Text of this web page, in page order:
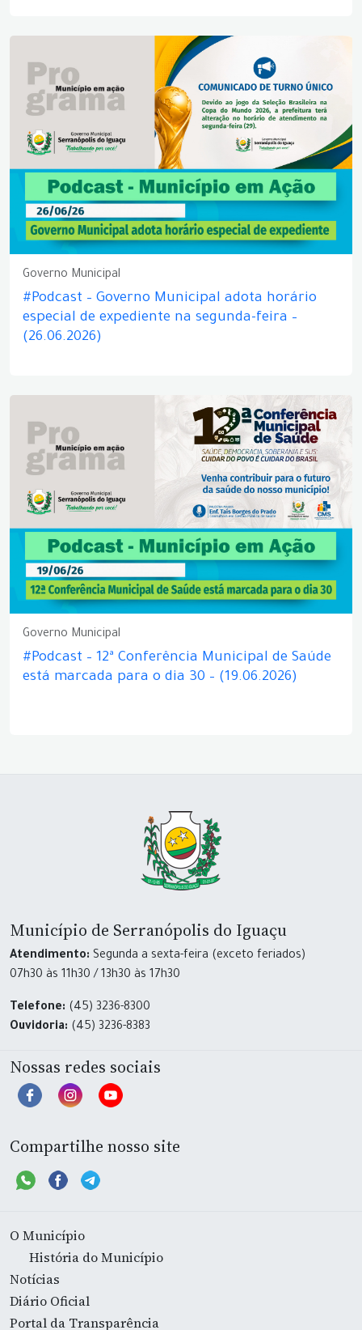
Governo Municipal
#Podcast – Governo Municipal adota horário
especial de expediente na segunda-feira –
(26.06.2026)
Governo Municipal
#Podcast – 12ª Conferência Municipal de Saúde
está marcada para o dia 30 – (19.06.2026)
Município de Serranópolis do Iguaçu
Atendimento: Segunda a sexta-feira (exceto feriados)
07h30 às 11h30 / 13h30 às 17h30
Telefone: (45) 3236-8300
Ouvidoria: (45) 3236-8383
Nossas redes sociais
Compartilhe nosso site
O Município
História do Município
Notícias
Diário Oficial
Portal da Transparência